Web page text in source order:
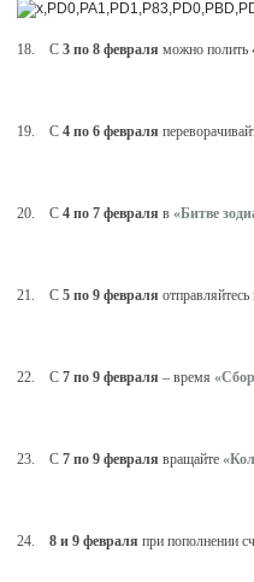
18. С 3 по 8 февраля можно полить
19. С 4 по 6 февраля
20. С 4 по 7 февраля в «Битве
21. С 5 по 9 февраля
22. С 7 по 9 февраля – время
23. С 7 по 9 февраля вращайте
24. 8 и 9 февраля при пополнении